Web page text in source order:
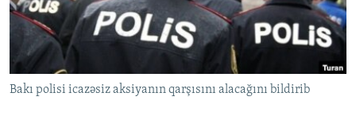
İNFOQRAFIKA
KARIKATURA
AZƏRBAYCAN ƏDƏBIYYATI KITABXANASI
İSLAM VƏ DEMOKRATIYA
MISSIYAMIZ
PEŞƏ ETIKASI VƏ JURNALISTIKA STANDARTLARIMIZ
AZADLIQRADIOSU MOBIL TELEFONUNUZDA
BIZI IZLƏ
RFE/RL-in bütün saytları
Bakı polisi icazəsiz aksiyanın qarşısını alacağını bildirib